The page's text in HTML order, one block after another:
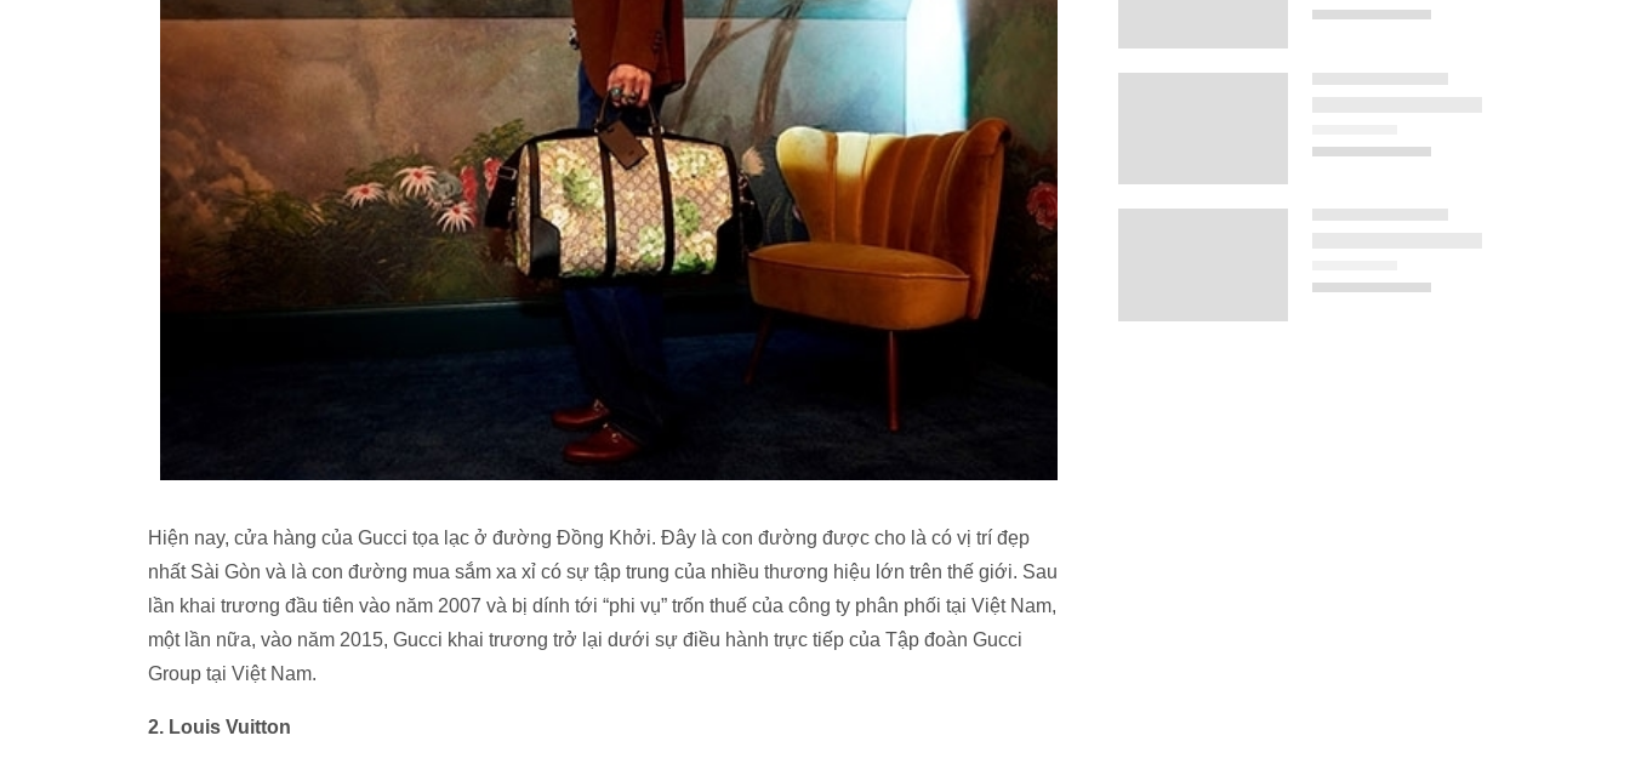
Hiện nay, cửa hàng của Gucci tọa lạc ở đường Đồng Khởi. Đây là con đường được cho là có vị trí đẹp
nhất Sài Gòn và là con đường mua sắm xa xỉ có sự tập trung của nhiều thương hiệu lớn trên thế giới. Sau
lần khai trương đầu tiên vào năm 2007 và bị dính tới “phi vụ” trốn thuế của công ty phân phối tại Việt Nam,
một lần nữa, vào năm 2015, Gucci khai trương trở lại dưới sự điều hành trực tiếp của Tập đoàn Gucci
Group tại Việt Nam.
2. Louis Vuitton